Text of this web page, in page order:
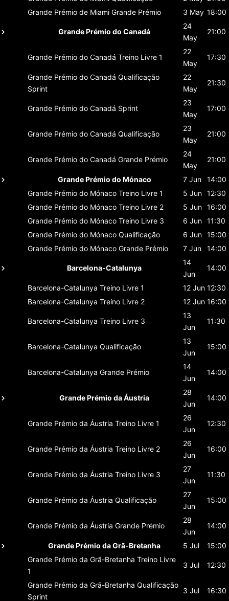
Grande Prémio de Miami Grande Prémio 3 May 18:00
Grande Prémio do Canadá
24
May
21:00
Grande Prémio do Canadá Treino Livre 1
22
May
17:30
Grande Prémio do Canadá Qualificação
Sprint
22
May
21:30
Grande Prémio do Canadá Sprint
23
May
17:00
Grande Prémio do Canadá Qualificação
23
May
21:00
Grande Prémio do Canadá Grande Prémio
24
May
21:00
Grande Prémio do Mónaco 7 Jun
14:00
Grande Prémio do Mónaco Treino Livre 1 5 Jun 12:30
Grande Prémio do Mónaco Treino Livre 2 5 Jun 16:00
Grande Prémio do Mónaco Treino Livre 3 6 Jun 11:30
Grande Prémio do Mónaco Qualificação 6 Jun 15:00
Grande Prémio do Mónaco Grande Prémio 7 Jun 14:00
Barcelona-Catalunya
14
Jun
14:00
Barcelona-Catalunya Treino Livre 1 12 Jun 12:30
Barcelona-Catalunya Treino Livre 2 12 Jun 16:00
Barcelona-Catalunya Treino Livre 3
13
Jun
11:30
Barcelona-Catalunya Qualificação
13
Jun
15:00
Barcelona-Catalunya Grande Prémio
14
Jun
14:00
Grande Prémio da Áustria
28
Jun
14:00
Grande Prémio da Áustria Treino Livre 1
26
Jun
12:30
Grande Prémio da Áustria Treino Livre 2
26
Jun
16:00
Grande Prémio da Áustria Treino Livre 3
27
Jun
11:30
Grande Prémio da Áustria Qualificação
27
Jun
15:00
Grande Prémio da Áustria Grande Prémio
28
Jun
14:00
Grande Prémio da Grã-Bretanha 5 Jul
15:00
Grande Prémio da Grã-Bretanha Treino Livre
1
3 Jul 12:30
Grande Prémio da Grã-Bretanha Qualificação
Sprint
3 Jul 16:30